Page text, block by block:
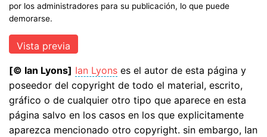
por los administradores para su publicación, lo que puede
demorarse.
[© Ian Lyons] Ian Lyons es el autor de esta página y
poseedor del copyright de todo el material, escrito,
gráfico o de cualquier otro tipo que aparece en esta
página salvo en los casos en los que explicitamente
aparezca mencionado otro copyright. sin embargo, Ian